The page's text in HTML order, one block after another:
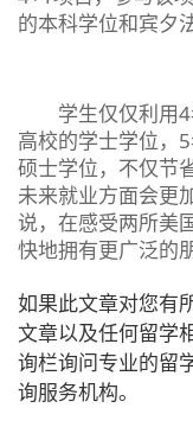
的本科学位和宾夕
学生仅仅利用4
高校的学士学位，
硕士学位，不仅节
未来就业方面会更
说，在感受两所美
快地拥有更广泛的
如果此文章对您有
文章以及任何留学
询栏询问专业的留
询服务机构。